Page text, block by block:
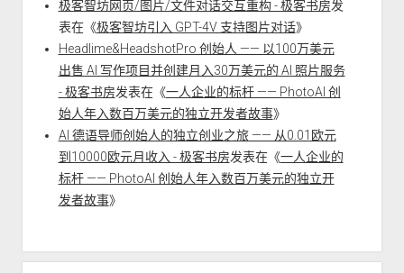
极客智坊网页/图片/文件对话交互重构 - 极客书房发
表在《极客智坊引入 GPT-4V 支持图片对话》
Headlime&HeadshotPro 创始人 —— 以100万美元
出售 AI 写作项目并创建月入30万美元的 AI 照片服务
- 极客书房发表在《一人企业的标杆 —— PhotoAI 创
始人年入数百万美元的独立开发者故事》
AI 德语导师创始人的独立创业之旅 —— 从0.01欧元
到10000欧元月收入 - 极客书房发表在《一人企业的
标杆 —— PhotoAI 创始人年入数百万美元的独立开
发者故事》